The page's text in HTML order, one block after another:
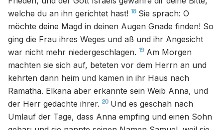
welche du an ihn gerichtet hast! 18 Sie sprach: O
möchte deine Magd in deinen Augen Gnade finden! So
ging die Frau ihres Weges und aß und ihr Angesicht
war nicht mehr niedergeschlagen. 19 Am Morgen
machten sie sich auf, beteten vor dem Herrn an und
kehrten dann heim und kamen in ihr Haus nach
Ramatha. Elkana aber erkannte sein Weib Anna, und
der Herr gedachte ihrer. 20 Und es geschah nach
Umlauf der Tage, dass Anna empfing und einen Sohn